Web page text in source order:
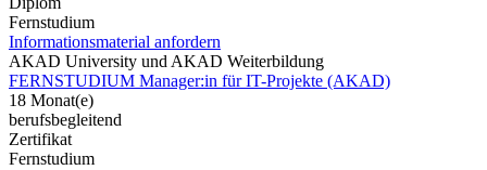
Fernstudium
Informationsmaterial anfordern
AKAD University und AKAD Weiterbildung
FERNSTUDIUM Manager:in für IT-Projekte (AKAD)
18 Monat(e)
berufsbegleitend
Zertifikat
Fernstudium